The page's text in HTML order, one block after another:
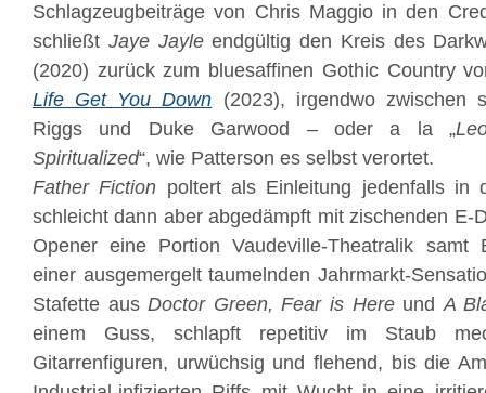
Schlagzeugbeiträge von Chris Maggio in den
schließt Jaye Jayleendgültig den Kreis des
(2020) zurück zum bluesaffinen Gothic Country
Life Get You Down (2023), irgendwo zwischen
Riggs und Duke Garwood – oder a la „
Spiritualized“, wie Patterson es selbst verortet.
Father Fiction poltert als Einleitung jedenfalls in
schleicht dann aber abgedämpft mit zischenden E-
Opener eine Portion Vaudeville-Theatralik samt
einer ausgemergelt taumelnden Jahrmarkt-
Stafette ausDoctor Green, Fear is HereundA
einem Guss, schlapft repetitiv im Staub
Gitarrenfiguren, urwüchsig und flehend, bis die